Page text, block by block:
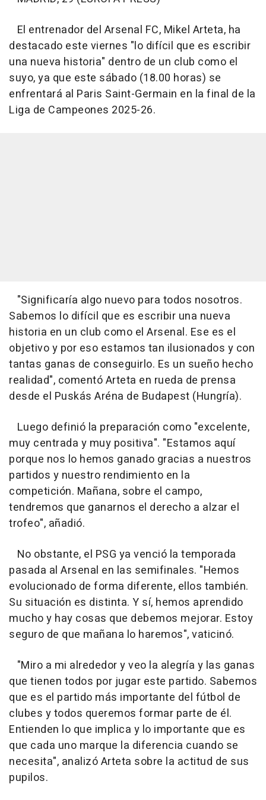
El entrenador del Arsenal FC, Mikel Arteta, ha
destacado este viernes "lo difícil que es escribir
una nueva historia" dentro de un club como el
suyo, ya que este sábado (18.00 horas) se
enfrentará al Paris Saint-Germain en la final de la
Liga de Campeones 2025-26.
"Significaría algo nuevo para todos nosotros.
Sabemos lo difícil que es escribir una nueva
historia en un club como el Arsenal. Ese es el
objetivo y por eso estamos tan ilusionados y con
tantas ganas de conseguirlo. Es un sueño hecho
realidad", comentó Arteta en rueda de prensa
desde el Puskás Aréna de Budapest (Hungría).
Luego definió la preparación como "excelente,
muy centrada y muy positiva". "Estamos aquí
porque nos lo hemos ganado gracias a nuestros
partidos y nuestro rendimiento en la
competición. Mañana, sobre el campo,
tendremos que ganarnos el derecho a alzar el
trofeo", añadió.
No obstante, el PSG ya venció la temporada
pasada al Arsenal en las semifinales. "Hemos
evolucionado de forma diferente, ellos también.
Su situación es distinta. Y sí, hemos aprendido
mucho y hay cosas que debemos mejorar. Estoy
seguro de que mañana lo haremos", vaticinó.
"Miro a mi alrededor y veo la alegría y las ganas
que tienen todos por jugar este partido. Sabemos
que es el partido más importante del fútbol de
clubes y todos queremos formar parte de él.
Entienden lo que implica y lo importante que es
que cada uno marque la diferencia cuando se
necesita", analizó Arteta sobre la actitud de sus
pupilos.